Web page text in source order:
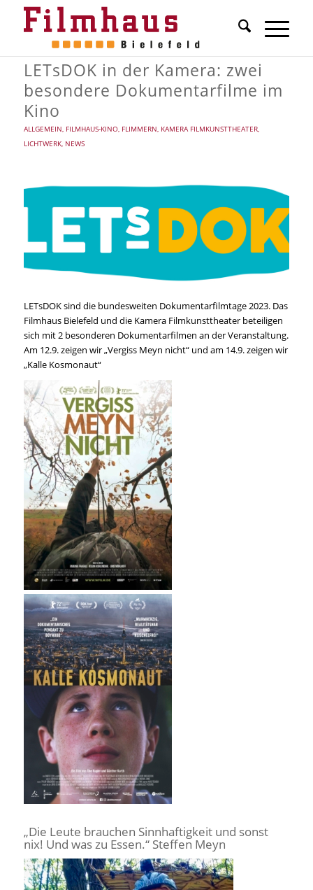
LETsDOK in der Kamera: zwei
besondere Dokumentarfilme im
Kino
ALLGEMEIN, FILMHAUS-KINO, FLIMMERN, KAMERA FILMKUNSTTHEATER,
LICHTWERK, NEWS
LETsDOK sind die bundesweiten Dokumentarfilmtage 2023. Das
Filmhaus Bielefeld und die Kamera Filmkunsttheater beteiligen
sich mit 2 besonderen Dokumentarfilmen an der Veranstaltung.
Am 12.9. zeigen wir „Vergiss Meyn nicht“ und am 14.9. zeigen wir
„Kalle Kosmonaut“
„Die Leute brauchen Sinnhaftigkeit und sonst
nix! Und was zu Essen.“ Steffen Meyn